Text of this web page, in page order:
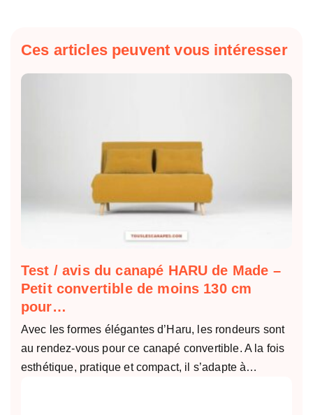
Ces articles peuvent vous intéresser
Test / avis du canapé HARU de Made –
Petit convertible de moins 130 cm
pour…
Avec les formes élégantes d’Haru, les rondeurs sont
au rendez-vous pour ce canapé convertible. A la fois
esthétique, pratique et compact, il s’adapte à…